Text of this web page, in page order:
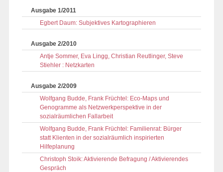
Ausgabe 1/2011
Egbert Daum: Subjektives Kartographieren
Ausgabe 2/2010
Antje Sommer, Eva Lingg, Christian Reutlinger, Steve
Stiehler : Netzkarten
Ausgabe 2/2009
Wolfgang Budde, Frank Früchtel: Eco-Maps und
Genogramme als Netzwerkperspektive in der
sozialräumlichen Fallarbeit
Wolfgang Budde, Frank Früchtel: Familienrat: Bürger
statt Klienten in der sozialräumlich inspirierten
Hilfeplanung
Christoph Stoik: Aktivierende Befragung / Aktivierendes
Gespräch